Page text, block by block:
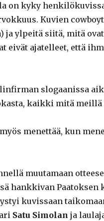
on kyky
Kuvien
ja ylpeitä siitä, mitä
eivät ajatelleet, että
slogaanissa
kaikki mitä meillä
menettää, kun
muutamaan
hankkivan Paatoksen
kuvissaan
Satu Simolan ja